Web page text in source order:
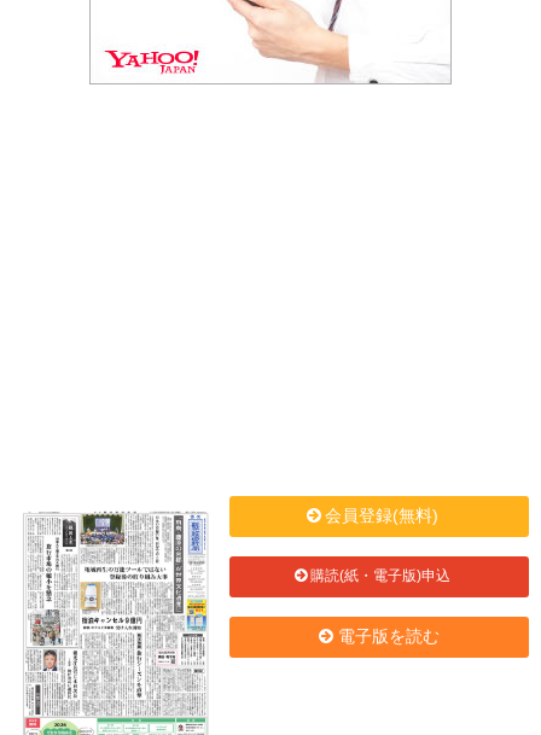
会員登録(無料)
購読(紙・電子版)申込
電子版を読む